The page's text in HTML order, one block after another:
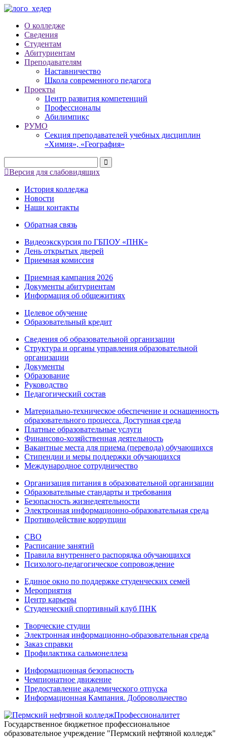
О колледже
Сведения
Студентам
Абитуриентам
Преподавателям
Наставничество
Школа современного педагога
Проекты
Центр развития компетенций
Профессионалы
Абилимпикс
РУМО
Секция преподавателей учебных дисциплин
«Химия», «География»
Версия для слабовидящих
История колледжа
Новости
Наши контакты
Обратная связь
Видеоэкскурсия по ГБПОУ «ПНК»
День открытых дверей
Приемная комиссия
Приемная кампания 2026
Дoкументы абитуриентам
Информация об общежитиях
Целевое обучение
Образовательный кредит
Сведения об образовательной организации
Структура и органы управления образовательной
организации
Документы
Образование
Руководство
Педагогический состав
Материально-техническое обеспечение и оснащенность
образовательного процесса. Доступная среда
Платные образовательные услуги
Финансово-хозяйственная деятельность
Вакантные места для приема (перевода) обучающихся
Стипендии и меры поддержки обучающихся
Международное сотрудничество
Организация питания в образовательной организации
Образовательные стандарты и требования
Безопасность жизнедеятельности
Электронная информационно-образовательная среда
Противодействие коррупции
СВО
Расписание занятий
Правила внутреннего распорядка обучающихся
Психолого-педагогическое сопровождение
Единое окно по поддержке студенческих семей
Мероприятия
Центр карьеры
Студенческий спортивный клуб ПНК
Творческие студии
Электронная информационно-образовательная среда
Заказ справки
Профилактика сальмонеллеза
Информационная безопасность
Чемпионатное движение
Предоставление академического отпуска
Информационная Кампания. Добровольчество
Профессионалитет
Государственное бюджетное профессиональное
образовательное учреждение "Пермский нефтяной колледж"